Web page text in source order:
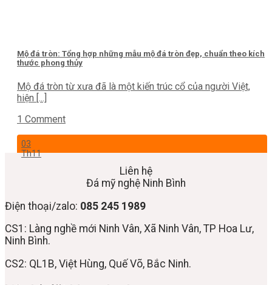
Mộ đá tròn: Tổng hợp những mẫu mộ đá tròn đẹp, chuẩn theo kích
thước phong thủy
Mộ đá tròn từ xưa đã là một kiến trúc cổ của người Việt,
hiện [...]
1 Comment
03
Th11
Liên hệ
Đá mỹ nghệ Ninh Bình
Điện thoại/zalo: 085 245 1989
CS1: Làng nghề mới Ninh Vân, Xã Ninh Vân, TP Hoa Lư,
Ninh Bình.
CS2: QL1B, Việt Hùng, Quế Võ, Bắc Ninh.